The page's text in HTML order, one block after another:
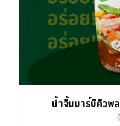
น้ำจิ้มบาร์บีคิวพ